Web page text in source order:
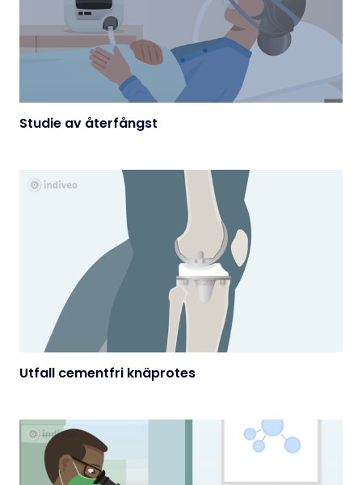
Studie av återfångst
Utfall cementfri knäprotes